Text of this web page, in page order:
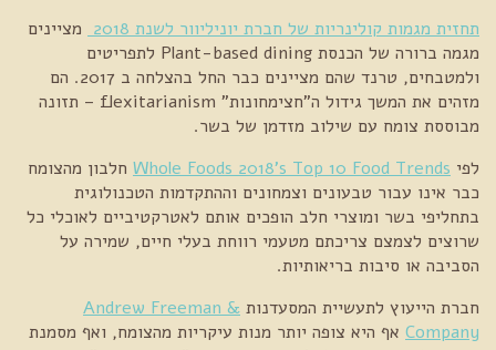
תחזית מגמות קולינריות של חברת יוניליוור לשנת 2018
מציינים
מגמה ברורה של הכנסת Plant-based dining לתפריטים
ולמטבחים, טרנד שהם מציינים כבר החל בהצלחה ב 2017. הם
מזהים את המשך גידול ה"חצימחונות" flexitarianism – תזונה
מבוססת צומח עם שילוב מזדמן של בשר.
לפי Whole Foods 2018's Top 10 Food Trends חלבון מהצומח
כבר אינו עבור טבעונים וצמחונים וההתקדמות הטכנולוגית
בתחליפי בשר ומוצרי חלב הופכים אותם לאטרקטיביים לאוכלי כל
שרוצים לצמצם צריכתם מטעמי רווחת בעלי חיים, שמירה על
הסביבה או סיבות בריאותיות.
חברת הייעוץ לתעשיית המסעדנות Andrew Freeman &
Company אף היא צופה יותר מנות עיקריות מהצומח, ואף מסמנת